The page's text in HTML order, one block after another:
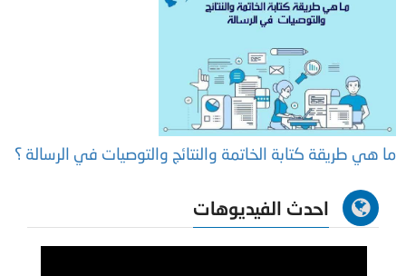
ما هي طريقة كتابة الخاتمة والنتائج والتوصيات في الرسالة ؟
احدث الفيديوهات